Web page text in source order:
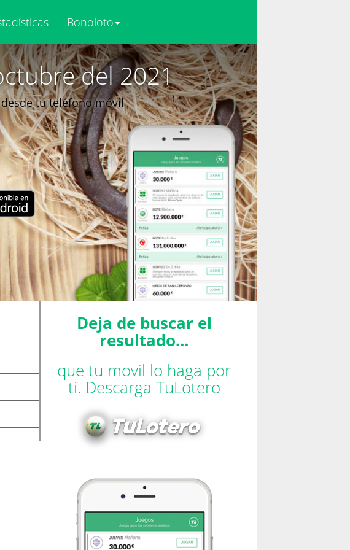
Bonoloto
del 2021
tu teléfono móvil
Deja de buscar el
resultado...
que tu movil lo haga por
ti. Descarga TuLotero